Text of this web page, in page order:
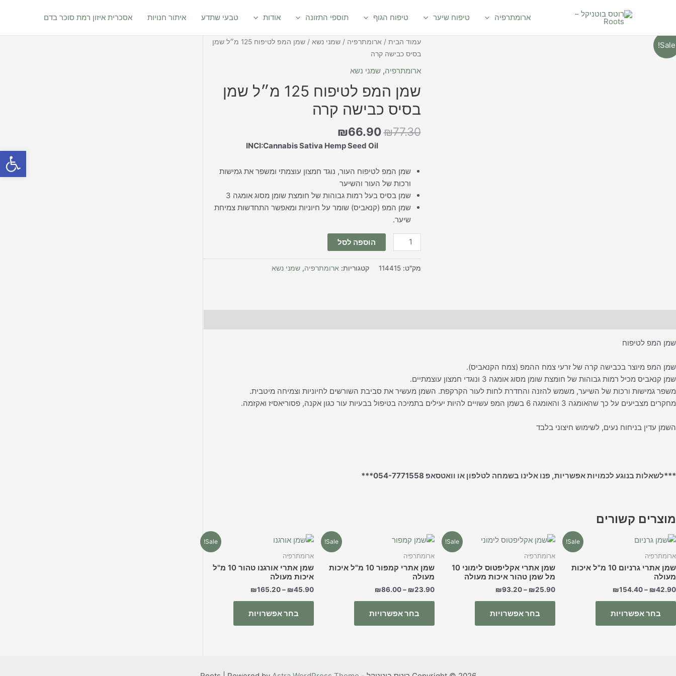
ארומתרפיה טיפוח שיער טיפוח הגוף תוספי התזונה אודות טבעי שתדע איתור חנויות אסכרית איזון רמת סוכר בדם
Sale! עמוד הבית / ארומתרפיה /שמני נשא
/ שמן המפ לטיפוח 125 מ״ל שמן
בסיס כבישה קרה
ארומתרפיה,שמני נשא
שמן המפ לטיפוח 125 מ״ל שמן
בסיס כבישה קרה
₪77.30
המחיר
המקורי
₪77.30.
₪66.90
המחיר
INCI:Cannabis Sativa Hemp Seed Oil
שמן המפ לטיפוח העור, נוגד חמצון עוצמתי ומשפר את גמישות
ורכות של העור והשיער
שמן בסיס בעל רמות גבוהות של חומצת שומן מסוג אומגה 3
שמן המפ (קנאביס) שומר על חיוניות ומאפשר התחדשות צמיחת
שיער.
כמות
של
לטיפוח
מ״ל
שמן
בסיס
הוספה לסל
מק"ט:114415 קטגוריות:ארומתרפיה,שמני נשא
שמן המפ לטיפוח
שמן המפ מיוצר בכבישה קרה של זרעי צמח ההמפ (צמח הקנאביס).
שמן קנאביס מכיל רמות גבוהות של חומצת שומן מסוג אומגה 3 ונוגדי חמצון עוצמתיים.
משפר גמישות ורכות של השיער, משמש להזנה והחדרת לחות לעור הקרקפת. השמן מעשיר את סביבת השורשים לחיוניות וצמיחה מיטבית.
מחקרים מצביעים על כך שהאומגה 3 והאומגה 6 בשמן המפ עשויים להיות יעילים בתמיכה בטיפול בבעיות עור כגון אקנה, פסוריאסיז ואקזמה.
השמן עדין בניחוח נעים, לשימוש חיצוני בלבד
***לשאלות בנוגע לכמויות אפשריות, פנו אלינו בשמחה לטלפון או וואטסאפ 054-7771558***
מוצרים קשורים
Sale!
ארומתרפיה
שמן אתרי גרניום 10 מ"ל איכות
מעולה
₪42.90
–
₪154.40
בחר אפשרויות
למוצר
יש
ניתן
את
Sale!
ארומתרפיה
שמן אתרי אקליפטוס לימוני 10
מל שמן טהור איכות מעולה
₪25.90
–
₪93.20
בחר אפשרויות
למוצר
יש
מספר
ניתן
את
Sale!
ארומתרפיה
שמן אתרי קמפור 10 מ"ל איכות
מעולה
₪23.90
–
₪86.00
בחר אפשרויות
למוצר
יש
ניתן
את
Sale!
ארומתרפיה
שמן אתרי אורגנו טהור 10 מ"ל
איכות מעולה
₪45.90
–
₪165.20
בחר אפשרויות
למוצר
יש
ניתן
את
פתח